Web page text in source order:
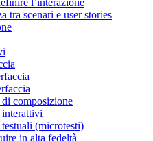
l’interazione
tra scenari e user stories
composizione
(microtesti)
in alta fedeltà